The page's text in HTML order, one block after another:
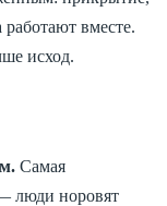
вместе.
исход.
Самая
люди норовят